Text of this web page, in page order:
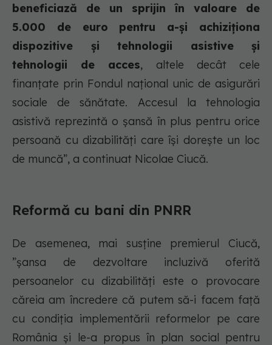
beneficiază de un sprijin în valoare de
5.000 de euro pentru a-și achiziționa
dispozitive și tehnologii asistive și
tehnologii de acces, altele decât cele
finanțate prin Fondul național unic de asigurări
sociale de sănătate. Accesul la tehnologia
asistivă reprezintă o șansă în plus pentru orice
persoană cu dizabilități care își dorește un loc
de muncă”, a continuat Nicolae Ciucă.
Reformă cu bani din PNRR
De asemenea, mai susține premierul Ciucă,
”șansa de dezvoltare incluzivă oferită
persoanelor cu dizabilități este o provocare
căreia am încredere că putem să-i facem față
cu condiția implementării reformelor pe care
România și le-a propus în plan social pentru